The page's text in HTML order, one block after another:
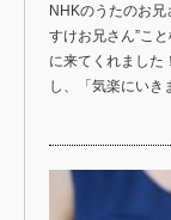
NHKのうたのお兄
すけお兄さん”こ
に来てくれました
し、「気楽にいき